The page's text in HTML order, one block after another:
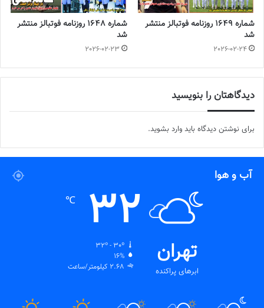
شماره 1649 روزنامه فوتبالز منتشر
شد
2026-02-24
شماره 1648 روزنامه فوتبالز منتشر
شد
2026-02-23
دیدگاهتان را بنویسید
برای نوشتن دیدگاه باید وارد بشوید.
آب و هوا
تهران
ابرهای پراکنده
32
℃
32º - 30º
16%
2.68 کیلومتر/ساعت